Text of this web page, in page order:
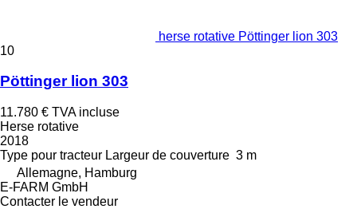
herse rotative Pöttinger lion 303
10
Pöttinger lion 303
11.780 € TVA incluse
Herse rotative
2018
Type pour tracteur Largeur de couverture 3 m
Allemagne, Hamburg
E-FARM GmbH
Contacter le vendeur